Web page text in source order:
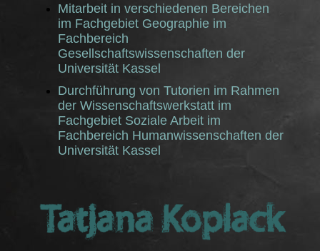
Mitarbeit in verschiedenen Bereichen
im Fachgebiet Geographie im
Fachbereich
Gesellschaftswissenschaften der
Universität Kassel
Durchführung von Tutorien im Rahmen
der Wissenschaftswerkstatt im
Fachgebiet Soziale Arbeit im
Fachbereich Humanwissenschaften der
Universität Kassel